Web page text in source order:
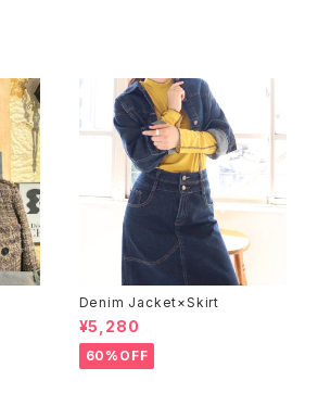
Denim Jacket×Skirt
¥5,280
60%OFF